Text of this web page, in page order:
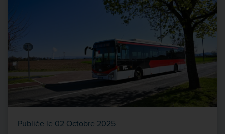
Publiée le 02 Octobre 2025